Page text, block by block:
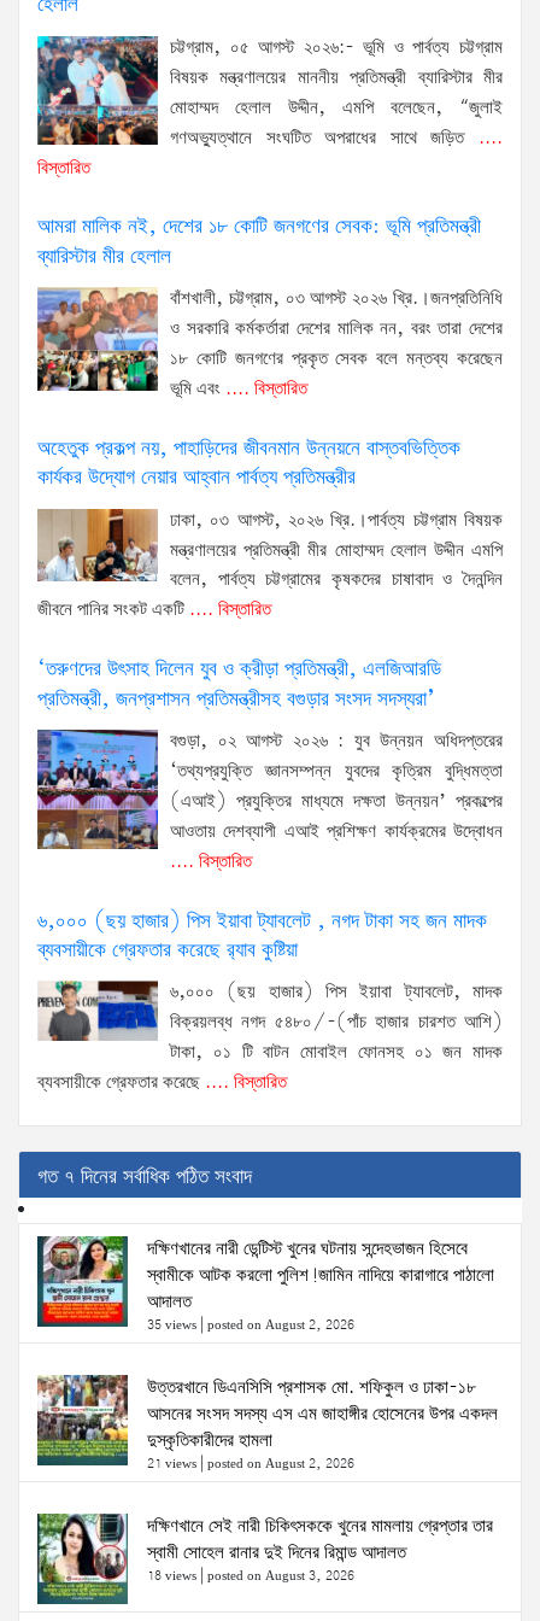
চট্টগ্রাম, ০৫ আগস্ট ২০২৬:- ভূমি ও পার্বত্য চট্টগ্রাম
বিষয়ক মন্ত্রণালয়ের মাননীয় প্রতিমন্ত্রী ব্যারিস্টার মীর
মোহাম্মদ হেলাল উদ্দীন, এমপি বলেছেন, “জুলাই
গণঅভ্যুত্থানে সংঘটিত অপরাধের সাথে জড়িত....
বিস্তারিত
আমরা মালিক নই, দেশের ১৮ কোটি জনগণের সেবক: ভূমি প্রতিমন্ত্রী
ব্যারিস্টার মীর হেলাল
বাঁশখালী, চট্টগ্রাম, ০৩ আগস্ট ২০২৬ খ্রি.।জনপ্রতিনিধি
ও সরকারি কর্মকর্তারা দেশের মালিক নন, বরং তারা দেশের
১৮ কোটি জনগণের প্রকৃত সেবক বলে মন্তব্য করেছেন
ভূমি এবং .... বিস্তারিত
অহেতুক প্রকল্প নয়, পাহাড়িদের জীবনমান উন্নয়নে বাস্তবভিত্তিক
কার্যকর উদ্যোগ নেয়ার আহ্বান পার্বত্য প্রতিমন্ত্রীর
ঢাকা, ০৩ আগস্ট, ২০২৬ খ্রি.।পার্বত্য চট্টগ্রাম বিষয়ক
মন্ত্রণালয়ের প্রতিমন্ত্রী মীর মোহাম্মদ হেলাল উদ্দীন এমপি
বলেন, পার্বত্য চট্টগ্রামের কৃষকদের চাষাবাদ ও দৈনন্দিন
জীবনে পানির সংকট একটি .... বিস্তারিত
‘তরুণদের উৎসাহ দিলেন যুব ও ক্রীড়া প্রতিমন্ত্রী, এলজিআরডি
প্রতিমন্ত্রী, জনপ্রশাসন প্রতিমন্ত্রীসহ বগুড়ার সংসদ সদস্যরা’
বগুড়া, ০২ আগস্ট ২০২৬ : যুব উন্নয়ন অধিদপ্তরের
‘তথ্যপ্রযুক্তি জ্ঞানসম্পন্ন যুবদের কৃত্রিম বুদ্ধিমত্তা
(এআই) প্রযুক্তির মাধ্যমে দক্ষতা উন্নয়ন’ প্রকল্পের
আওতায় দেশব্যাপী এআই প্রশিক্ষণ কার্যক্রমের উদ্বোধন
.... বিস্তারিত
৬,০০০ (ছয় হাজার) পিস ইয়াবা ট্যাবলেট , নগদ টাকা সহ জন মাদক
ব্যবসায়ীকে গ্রেফতার করেছে র‌্যাব কুষ্টিয়া
৬,০০০ (ছয় হাজার) পিস ইয়াবা ট্যাবলেট, মাদক
বিক্রয়লব্ধ নগদ ৫৪৮০/-(পাঁচ হাজার চারশত আশি)
টাকা, ০১ টি বাটন মোবাইল ফোনসহ ০১ জন মাদক
ব্যবসায়ীকে গ্রেফতার করেছে .... বিস্তারিত
গত ৭ দিনের সর্বাধিক পঠিত সংবাদ
দক্ষিণখানের নারী ডেন্টিস্ট খুনের ঘটনায় সন্দেহভাজন হিসেবে
স্বামীকে আটক করলো পুলিশ!জামিন নাদিয়ে কারাগারে পাঠালো
আদালত
35 views posted on August 2, 2026
উত্তরখানে ডিএনসিসি প্রশাসক মো. শফিকুল ও ঢাকা-১৮
আসনের সংসদ সদস্য এস এম জাহাঙ্গীর হোসেনের উপর একদল
দুস্কৃতিকারীদের হামলা
21 views posted on August 2, 2026
দক্ষিণখানে সেই নারী চিকিৎসককে খুনের মামলায় গ্রেপ্তার তার
স্বামী সোহেল রানার দুই দিনের রিমান্ড আদালত
18 views posted on August 3, 2026